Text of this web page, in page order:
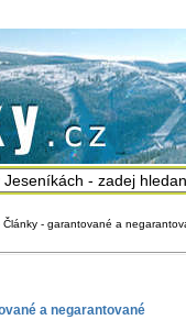
Články - garantované a
a negarantované